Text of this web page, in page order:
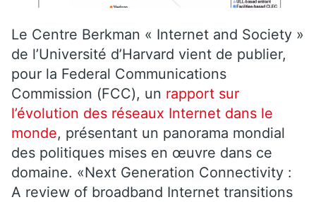
Le Centre Berkman « Internet and Society »
de l’Université d’Harvard vient de publier,
pour la Federal Communications
Commission (FCC), un rapport sur
l’évolution des réseaux Internet dans le
monde, présentant un panorama mondial
des politiques mises en œuvre dans ce
domaine. «Next Generation Connectivity :
A review of broadband Internet transitions